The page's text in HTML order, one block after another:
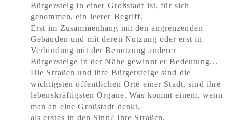
Bürgersteig in einer Großstadt ist, für sich
genommen, ein leerer Begriff.
Erst im Zusammenhang mit den angrenzenden
Gebäuden und mit deren Nutzung oder erst in
Verbindung mit der Benutzung anderer
Bürgersteige in der Nähe gewinnt er Bedeutung...
Die Straßen und ihre Bürgersteige sind die
wichtigsten öffentlichen Orte einer Stadt, sind ihre
lebenskräftigsten Organe. Was kommt einem, wenn
man an eine Großstadt denkt,
als erstes in den Sinn? Ihre Straßen.